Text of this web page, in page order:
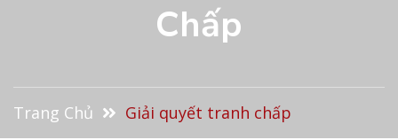
Chấp
Trang Chủ Giải quyết tranh chấp